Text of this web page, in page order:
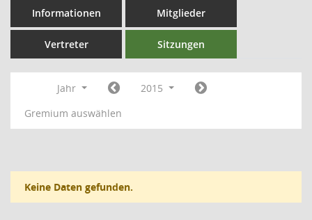
Informationen Mitglieder
Vertreter Sitzungen
Jahr
2015
Gremium auswählen
Keine Daten gefunden.